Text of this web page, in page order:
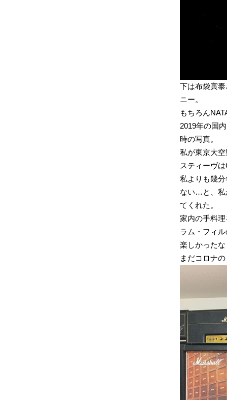
下は布袋寅
ニー。
もちろん
2019年の国
時の写真。
私が東京大
スティーヴ
私よりも幾
ない…と、私
てくれた。
家内の手料
ラム・フィ
楽しかった
まだコロナ